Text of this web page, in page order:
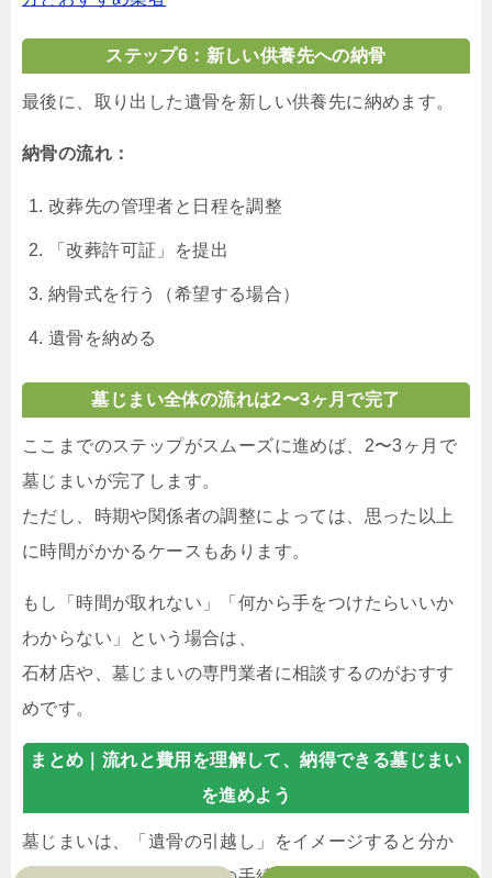
ステップ6：新しい供養先への納骨
最後に、取り出した遺骨を新しい供養先に納めます。
納骨の流れ：
改葬先の管理者と日程を調整
「改葬許可証」を提出
納骨式を行う（希望する場合）
遺骨を納める
墓じまい全体の流れは2〜3ヶ月で完了
ここまでのステップがスムーズに進めば、2〜3ヶ月で
墓じまいが完了します。
ただし、時期や関係者の調整によっては、思った以上
に時間がかかるケースもあります。
もし「時間が取れない」「何から手をつけたらいいか
わからない」という場合は、
石材店や、墓じまいの専門業者に相談するのがおすす
めです。
まとめ｜ 流れと費用を理解して、納得できる墓じまい
を進めよう
墓じまいは、「遺骨の引越し」をイメージすると分か